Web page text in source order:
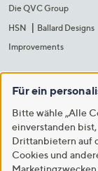
Die QVC Group
HSN
Ballard Designs
Improvements
Für ein
Bitte wähle „Alle
einverstanden
Drittanbietern auf
Cookies und